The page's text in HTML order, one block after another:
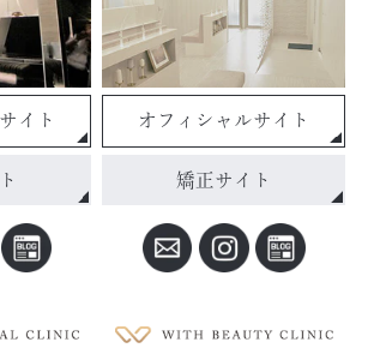
イト オフィシャルサイト
矯正サイト